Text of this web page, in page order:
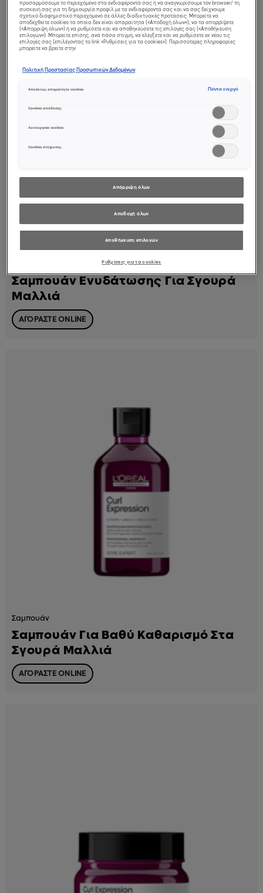
Σαμπουάν Ενυδάτωσης Για Σγουρά
Μαλλιά
ΑΓΟΡΑΣΤΕ ONLINE
Σαμπουάν
Σαμπουάν Για Βαθύ Καθαρισμό Στα
Σγουρά Μαλλιά
ΑΓΟΡΑΣΤΕ ONLINE
προσαρμόσουμε το περιεχόμενο στα ενδιαφέροντά σας ή να αναγνωρίσουμε τον browser/ τη
συσκευή σας για τη δημιουργία προφίλ με τα ενδιαφέροντά σας και να σας δείχνουμε
σχετικό διαφημιστικό περιεχόμενο σε άλλες διαδικτυακές προτάσεις. Μπορείτε να
αποδεχθείτε cookies τα οποία δεν είναι απαραίτητα («Αποδοχή όλων»), να τα απορρίψετε
(«Απόρριψη όλων») ή να ρυθμίσετε και να αποθηκεύσετε τις επιλογές σας («Αποθήκευση
επιλογών»). Μπορείτε επίσης, ανά πάσα στιγμή, να ελέγξετε και να ρυθμίσετε εκ νέου τις
επιλογές σας (επιλέγοντας το link «Ρυθμίσεις για τα cookies»). Περισσότερες πληροφορίες
μπορείτε να βρείτε στην
Πολιτική Προστασίας Προσωπικών Δεδομένων
Απολύτως απαραίτητα cookies Πάντα ενεργό
Cookies απόδοσης
Λειτουργικά cookies
Cookies στόχευσης
Απόρριψη όλων
Αποδοχή όλων
Αποθήκευση επιλογών
Ρυθμίσεις για τα cookies